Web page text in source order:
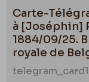
Carte-
à [Joséphin]
1884/09/25.
royale de
telegram_card